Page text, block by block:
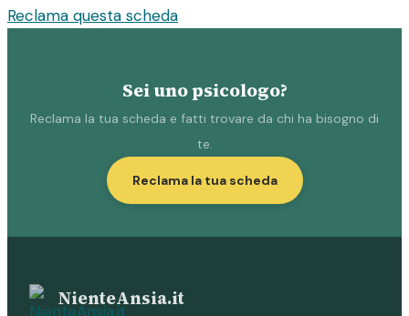
Reclama questa scheda
Sei uno psicologo?
Reclama la tua scheda e fatti trovare da chi ha bisogno di
te.
Reclama la tua scheda
NienteAnsia.it